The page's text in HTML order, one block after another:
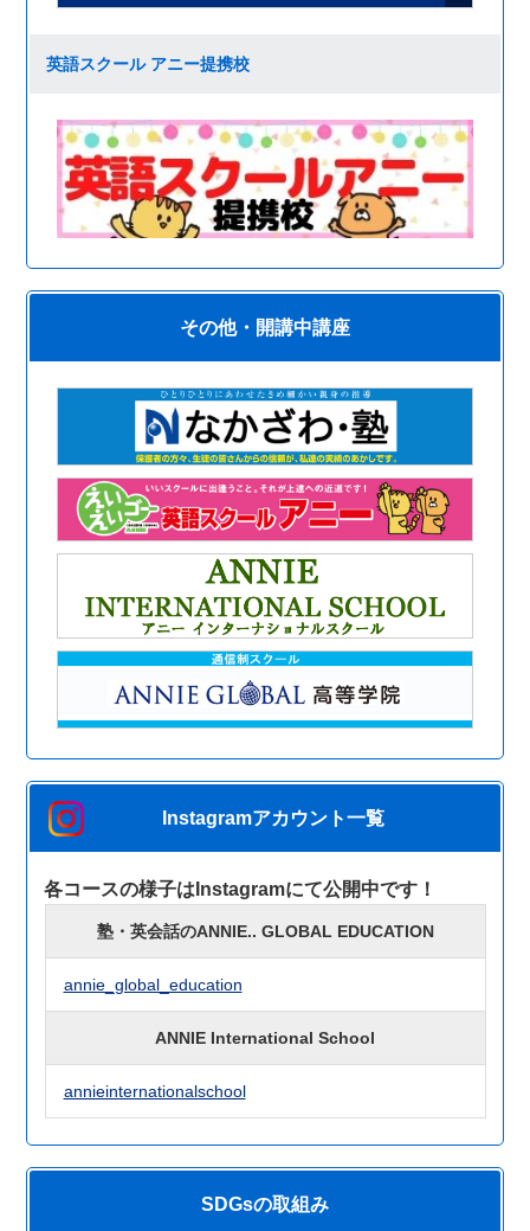
英語スクール アニー提携校
その他・開講中講座
Instagramアカウント一覧
各コースの様子はInstagramにて公開中です！
塾・英会話のANNIE.. GLOBAL EDUCATION
annie_global_education
ANNIE International School
annieinternationalschool
SDGsの取組み